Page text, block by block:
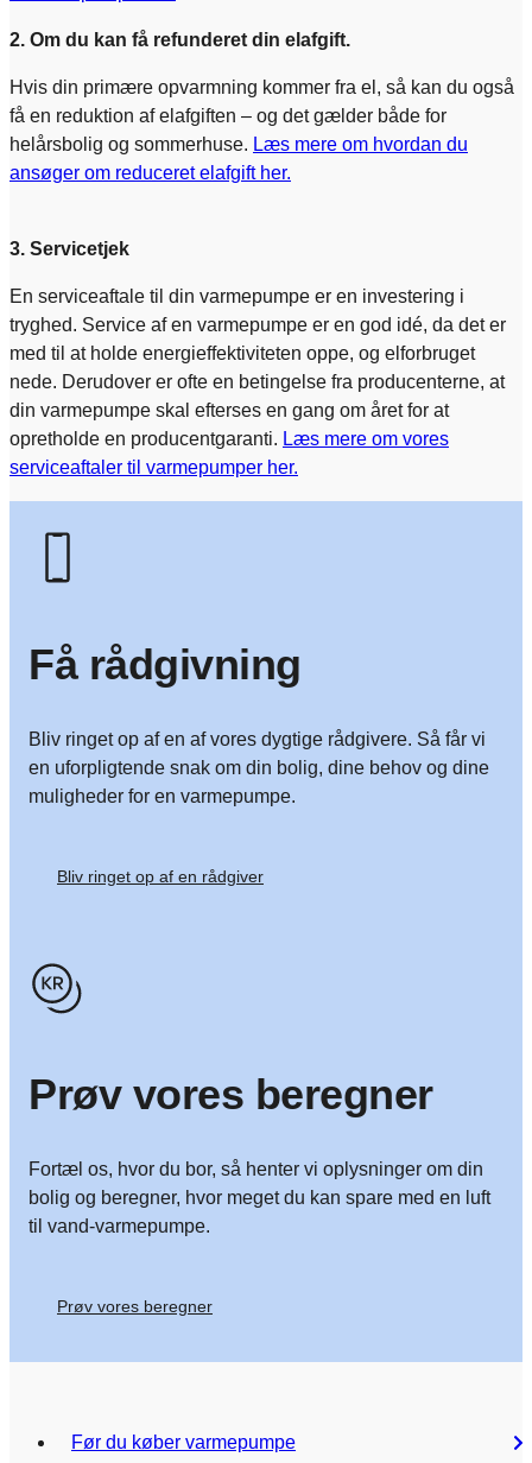
2. Om du kan få refunderet din elafgift.
Hvis din primære opvarmning kommer fra el, så kan du også
få en reduktion af elafgiften – og det gælder både for
helårsbolig og sommerhuse. Læs mere om hvordan du
ansøger om reduceret elafgift her.
3. Servicetjek
​En serviceaftale til din varmepumpe er en investering i
tryghed. Service af en varmepumpe er en god idé, da det er
med til at holde energieffektiviteten oppe, og elforbruget
nede. Derudover er ofte en betingelse fra producenterne, at
din varmepumpe skal efterses en gang om året for at
opretholde en producentgaranti. Læs mere om vores
serviceaftaler til varmepumper her.
Få rådgivning
Bliv ringet op af en af vores dygtige rådgivere. Så får vi
en uforpligtende snak om din bolig, dine behov og dine
muligheder for en varmepumpe.
Bliv ringet op af en rådgiver
Prøv vores beregner
Fortæl os, hvor du bor, så henter vi oplysninger om din
bolig og beregner, hvor meget du kan spare med en luft
til vand-varmepumpe.
Prøv vores beregner
Før du køber varmepumpe